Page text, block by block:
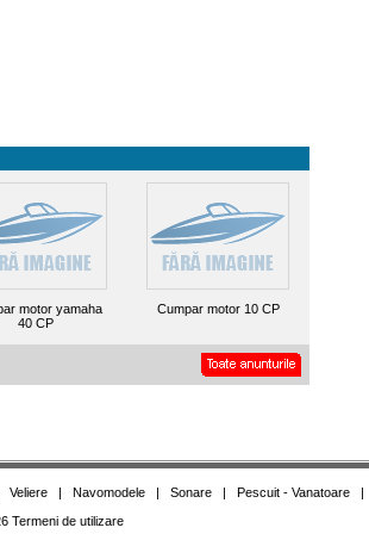
motor yamaha
40 CP
Cumpar motor 10 CP
Veliere| Navomodele| Sonare| Pescuit - Vanatoare|
Termeni de utilizare